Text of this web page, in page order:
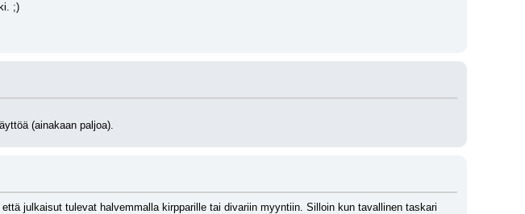
;)
(ainakaan paljoa).
julkaisut tulevat halvemmalla kirpparille tai divariin myyntiin. Silloin kun tavallinen taskari